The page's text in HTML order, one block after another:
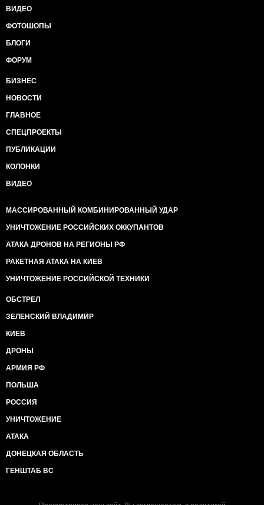
ВИДЕО
ФОТОШОПЫ
БЛОГИ
ФОРУМ
БИЗНЕС
НОВОСТИ
ГЛАВНОЕ
СПЕЦПРОЕКТЫ
ПУБЛИКАЦИИ
КОЛОНКИ
ВИДЕО
МАССИРОВАННЫЙ КОМБИНИРОВАННЫЙ УДАР
УНИЧТОЖЕНИЕ РОССИЙСКИХ ОККУПАНТОВ
АТАКА ДРОНОВ НА РЕГИОНЫ РФ
РАКЕТНАЯ АТАКА НА КИЕВ
УНИЧТОЖЕНИЕ РОССИЙСКОЙ ТЕХНИКИ
ОБСТРЕЛ
ЗЕЛЕНСКИЙ ВЛАДИМИР
КИЕВ
ДРОНЫ
АРМИЯ РФ
ПОЛЬША
РОССИЯ
УНИЧТОЖЕНИЕ
АТАКА
ДОНЕЦКАЯ ОБЛАСТЬ
ГЕНШТАБ ВС